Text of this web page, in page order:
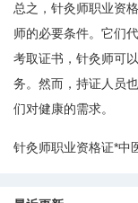
总之，针灸师职业资
师的必要条件。它们
考取证书，针灸师可
务。然而，持证人员
们对健康的需求。
针灸师职业资格证*中